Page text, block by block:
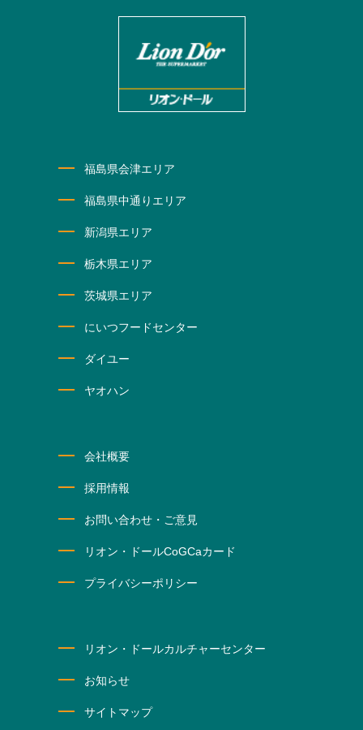
福島県会津エリア
福島県中通りエリア
新潟県エリア
栃木県エリア
茨城県エリア
にいつフードセンター
ダイユー
ヤオハン
会社概要
採用情報
お問い合わせ・ご意見
リオン・ドールCoGCaカード
プライバシーポリシー
リオン・ドールカルチャーセンター
お知らせ
サイトマップ